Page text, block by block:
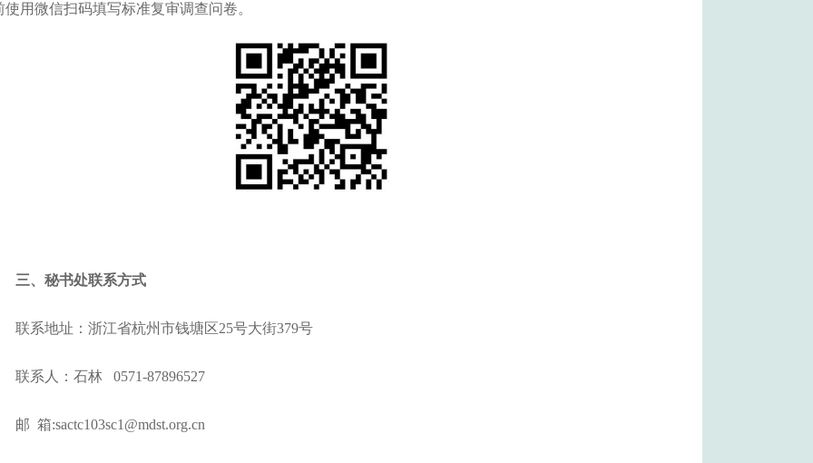
使用微信扫码填写标准复审调查问卷。
三、秘书处联系方式
联系地址：浙江省杭州市钱塘区25号大街379号
联系人：石林 0571-87896527
邮 箱:sactc103sc1@mdst.org.cn